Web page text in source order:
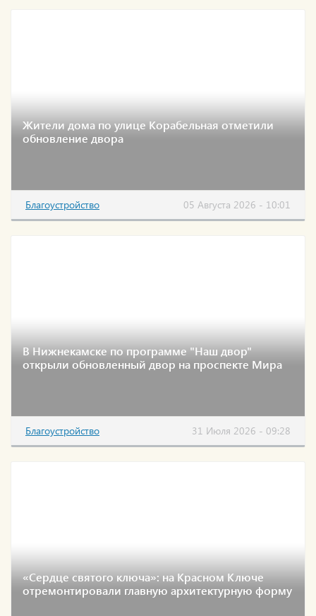
Жители дома по улице Корабельная отметили
обновление двора
Благоустройство 05 Августа 2026 - 10:01
В Нижнекамске по программе "Наш двор"
открыли обновленный двор на проспекте Мира
Благоустройство 31 Июля 2026 - 09:28
«Сердце святого ключа»: на Красном Ключе
отремонтировали главную архитектурную форму